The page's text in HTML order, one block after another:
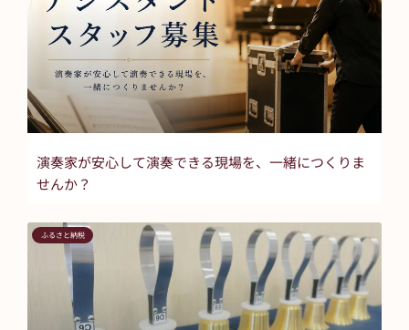
演奏家が安心して演奏できる現場を、一緒につくりま
せんか？
ふるさと納税